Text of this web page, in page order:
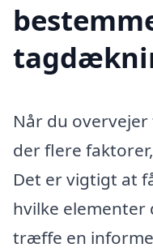
Når du
der flere
Det er vigtigt at
hvilke elementer
træffe en